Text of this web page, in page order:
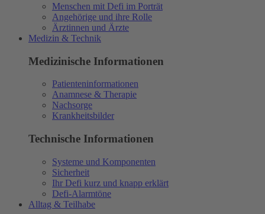
Menschen mit Defi im Porträt
Angehörige und ihre Rolle
Ärztinnen und Ärzte
Medizin & Technik
Medizinische Informationen
Patienteninformationen
Anamnese & Therapie
Nachsorge
Krankheitsbilder
Technische Informationen
Systeme und Komponenten
Sicherheit
Ihr Defi kurz und knapp erklärt
Defi-Alarmtöne
Alltag & Teilhabe